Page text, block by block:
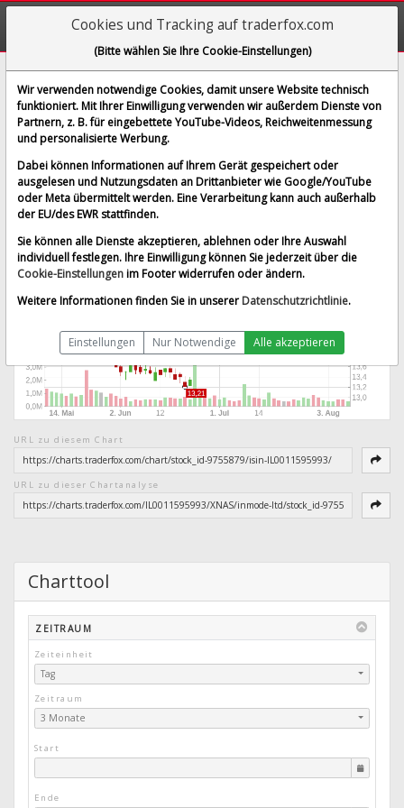
Inmode Ltd.
[INMD | WKN A2PP3A | ISIN IL0011595993]
15,305 $ 1,22 %
Echtzeit-Aktienkurs vom 07.08.2026 um 19:59 Uhr
Nasdaq Splitbereinigt
URL zu diesem Chart
URL zu dieser Chartanalyse
Charttool
ZEITRAUM
Zeiteinheit
Tag
Zeitraum
3 Monate
Start
Ende
Cookies und Tracking auf traderfox.com
(Bitte wählen Sie Ihre Cookie-Einstellungen)
Wir verwenden notwendige Cookies, damit unsere Website technisch
funktioniert. Mit Ihrer Einwilligung verwenden wir außerdem Dienste von
Partnern, z. B. für eingebettete YouTube-Videos, Reichweitenmessung
und personalisierte Werbung.
Dabei können Informationen auf Ihrem Gerät gespeichert oder
ausgelesen und Nutzungsdaten an Drittanbieter wie Google/YouTube
oder Meta übermittelt werden. Eine Verarbeitung kann auch außerhalb
der EU/des EWR stattfinden.
Sie können alle Dienste akzeptieren, ablehnen oder Ihre Auswahl
individuell festlegen. Ihre Einwilligung können Sie jederzeit über die
Cookie-Einstellungenim Footer widerrufen oder ändern.
Weitere Informationen finden Sie in unserer Datenschutzrichtlinie.
Einstellungen Nur Notwendige Alle akzeptieren